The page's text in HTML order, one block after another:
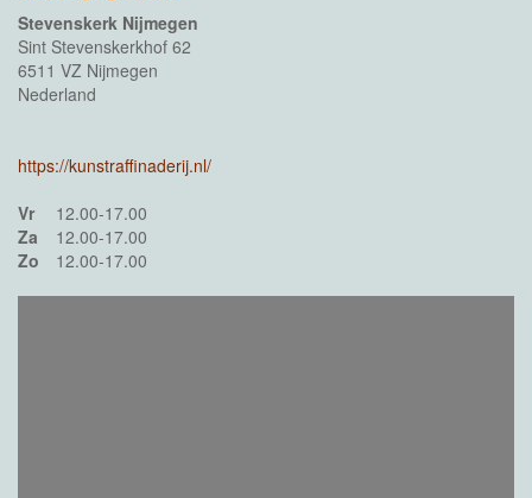
Stevenskerk Nijmegen
Sint Stevenskerkhof 62
6511 VZ Nijmegen
Nederland
https://kunstraffinaderij.nl/
Vr
12.00-17.00
Za
12.00-17.00
Zo
12.00-17.00